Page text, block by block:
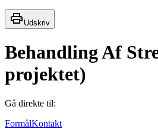
Udskriv
Behandling Af
projektet)
Gå direkte til:
FormålKontakt